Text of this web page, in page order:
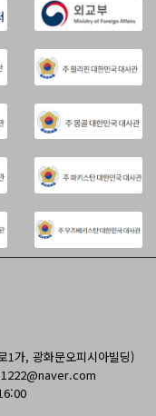
1가, 광화문오피시아빌딩)